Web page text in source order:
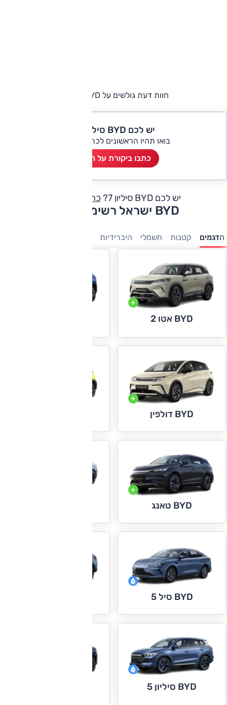
חוות דעת גולשים על BYD סיליון 7
יש לכם BYD סיליון 7?
בואו תהיו הראשונים לכתוב ביקורת
כתבו ביקורת על הרכב
יש לכם BYD סיליון 7? כתבו חוות דעת
BYD ישראל רשימת דגמים
הדגמים קטנות חשמלי היברידיות
BYD אטו 2
BYD דולפין
BYD טאנג
BYD סיל 5
BYD סיליון 5